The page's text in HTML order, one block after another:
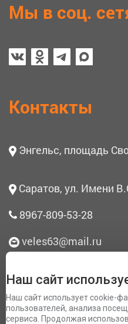
Мы в соц.
Контакты
Энгельс, площадь
Саратов, ул. Имени
8967-809-53-28
veles63@mail.ru
О нас
Согласие на обработку
Политика
Наш сайт
Наш сайт использует cookie-
пользователей, анализа
сервиса. Продолжая